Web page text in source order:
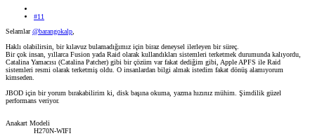
#11
Selamlar@barangokalp,
Haklı olabilirsin, bir kılavuz bulamadığımız için biraz deneysel ilerleyen bir süreç.
Bir çok insan, yıllarca Fusion yada Raid olarak kullandıkları sistemleri terketmek durumunda kalıyordu,
Catalina Yamacısı (Catalina Patcher) gibi bir çözüm var fakat dediğim gibi, Apple APFS ile Raid
sistemleri resmi olarak terketmiş oldu. O insanlardan bilgi almak istedim fakat dönüş alamıyorum
kimseden.
JBOD için bir yorum bırakabilirim ki, disk başına okuma, yazma hızınız mühim. Şimdilik güzel
performans veriyor.
Anakart Modeli
H270N-WIFI